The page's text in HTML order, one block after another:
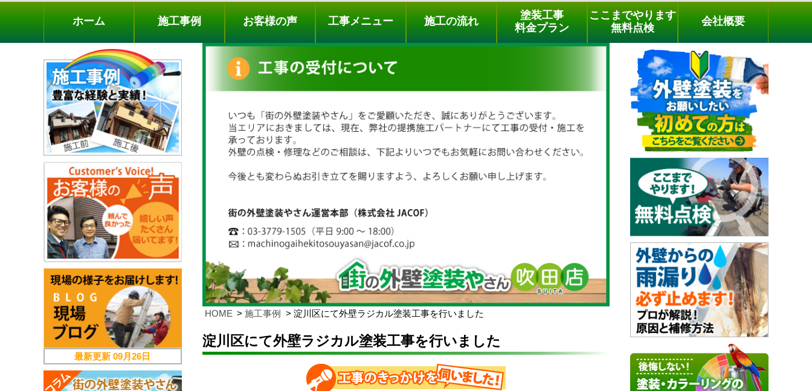
料金プラン 無料点検
電話でのご相談
[9時～18時まで受付中]
phone
ホーム 施工事例 お客様の声 工事メニュー 施工の流れ
塗装工事
料金プラン
ここまでやります
無料点検
会社概要
HOME 施工事例 淀川区にて外壁ラジカル塗装工事を行いました
淀川区にて外壁ラジカル塗装工事を行いました
最新更新09月26日